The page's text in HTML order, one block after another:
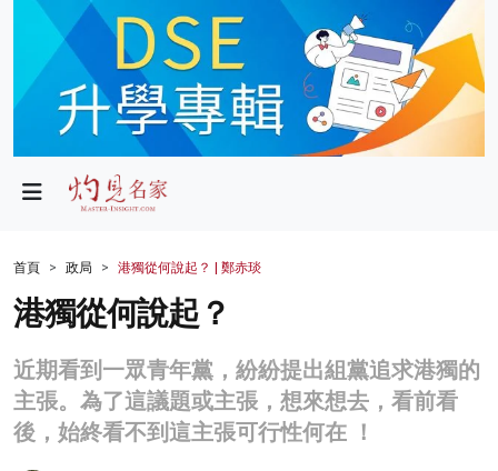
政局
財經
生活
商業
科技
首頁 政局 港獨從何說起？ | 鄭赤琰
港獨從何說起？
近期看到一眾青年黨，紛紛提出組黨追求港獨的
主張。為了這議題或主張，想來想去，看前看
後，始終看不到這主張可行性何在 ！